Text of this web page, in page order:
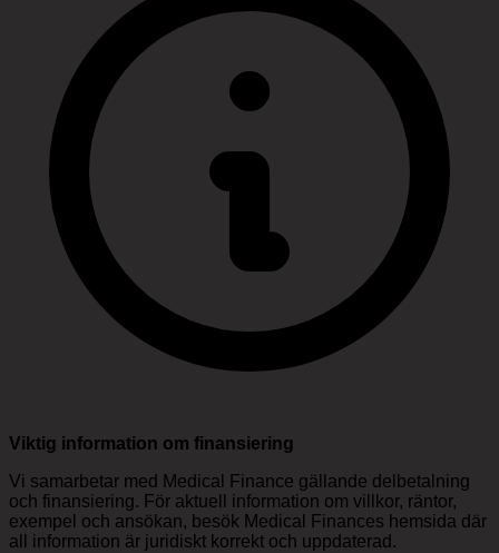
Viktig information om finansiering
Vi samarbetar med Medical Finance gällande delbetalning
och finansiering. För aktuell information om villkor, räntor,
exempel och ansökan, besök Medical Finances hemsida där
all information är juridiskt korrekt och uppdaterad.